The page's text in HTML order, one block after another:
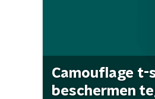
Camouflage
beschermen